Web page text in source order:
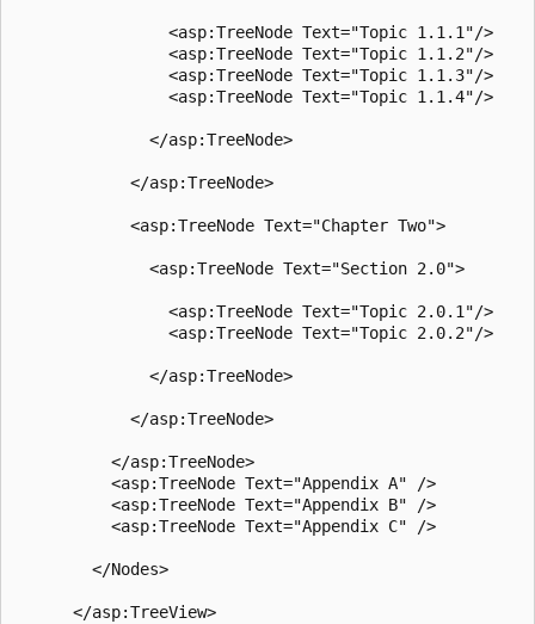
                <asp:TreeNode Text="Topic 1.1.1"/>
                <asp:TreeNode Text="Topic 1.1.2"/>
                <asp:TreeNode Text="Topic 1.1.3"/>
                <asp:TreeNode Text="Topic 1.1.4"/>
              </asp:TreeNode>
            </asp:TreeNode>
            <asp:TreeNode Text="Chapter Two">
              <asp:TreeNode Text="Section 2.0">
                <asp:TreeNode Text="Topic 2.0.1"/>
                <asp:TreeNode Text="Topic 2.0.2"/>
              </asp:TreeNode>
            </asp:TreeNode>
          </asp:TreeNode>
          <asp:TreeNode Text="Appendix A" />
          <asp:TreeNode Text="Appendix B" />
          <asp:TreeNode Text="Appendix C" />
        </Nodes>
      </asp:TreeView>